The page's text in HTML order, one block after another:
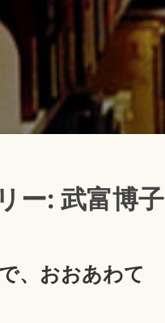
ー: 武富博子
、おおあわて